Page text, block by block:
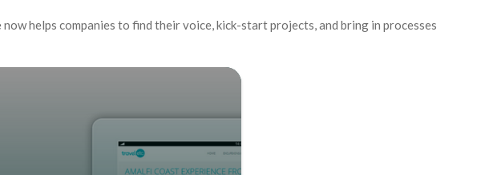
helps companies to find their voice, kick-start projects, and bring in processes